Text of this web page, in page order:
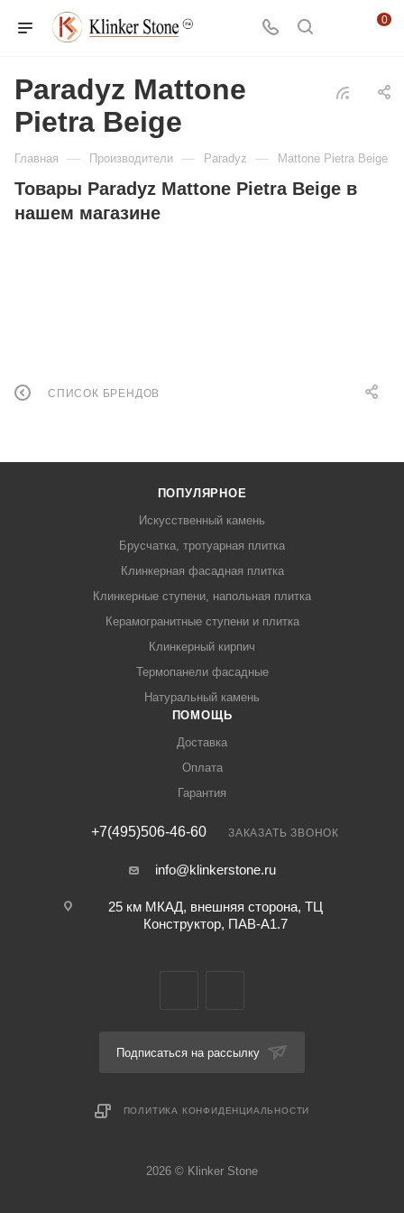
0
Paradyz Mattone
Pietra Beige
Главная — Производители — Paradyz — Mattone Pietra Beige
Товары Paradyz Mattone Pietra Beige в
нашем магазине
СПИСОК БРЕНДОВ
ПОПУЛЯРНОЕ
Искусственный камень
Брусчатка, тротуарная плитка
Клинкерная фасадная плитка
Клинкерные ступени, напольная плитка
Керамогранитные ступени и плитка
Клинкерный кирпич
Термопанели фасадные
Натуральный камень
ПОМОЩЬ
Доставка
Оплата
Гарантия
+7(495)506-46-60 ЗАКАЗАТЬ ЗВОНОК
info@klinkerstone.ru
25 км МКАД, внешняя сторона, ТЦ
Конструктор, ПАВ-А1.7
Подписаться на рассылку
ПОЛИТИКА КОНФИДЕНЦИАЛЬНОСТИ
2026 © Klinker Stone